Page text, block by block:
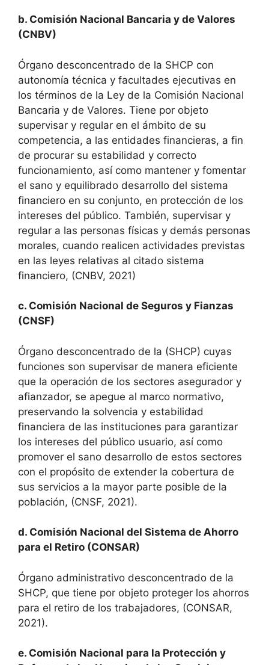
b. Comisión Nacional Bancaria y de Valores
(CNBV)
Órgano desconcentrado de la SHCP con
autonomía técnica y facultades ejecutivas en
los términos de la Ley de la Comisión Nacional
Bancaria y de Valores. Tiene por objeto
supervisar y regular en el ámbito de su
competencia, a las entidades financieras, a fin
de procurar su estabilidad y correcto
funcionamiento, así como mantener y fomentar
el sano y equilibrado desarrollo del sistema
financiero en su conjunto, en protección de los
intereses del público. También, supervisar y
regular a las personas físicas y demás personas
morales, cuando realicen actividades previstas
en las leyes relativas al citado sistema
financiero, (CNBV, 2021)
c. Comisión Nacional de Seguros y Fianzas
(CNSF)
Órgano desconcentrado de la (SHCP) cuyas
funciones son supervisar de manera eficiente
que la operación de los sectores asegurador y
afianzador, se apegue al marco normativo,
preservando la solvencia y estabilidad
financiera de las instituciones para garantizar
los intereses del público usuario, así como
promover el sano desarrollo de estos sectores
con el propósito de extender la cobertura de
sus servicios a la mayor parte posible de la
población, (CNSF, 2021).
d. Comisión Nacional del Sistema de Ahorro
para el Retiro (CONSAR)
Órgano administrativo desconcentrado de la
SHCP, que tiene por objeto proteger los ahorros
para el retiro de los trabajadores, (CONSAR,
2021).
e. Comisión Nacional para la Protección y